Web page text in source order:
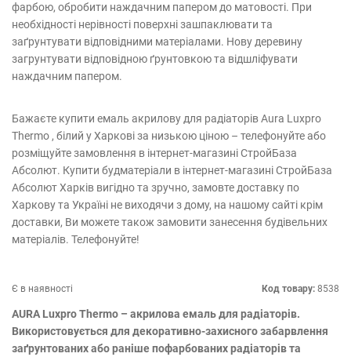
фарбою, обробити наждачним папером до матовості. При
необхідності нерівності поверхні зашпаклювати та
заґрунтувати відповідними матеріалами. Нову деревину
загрунтувати відповідною ґрунтовкою та відшліфувати
наждачним папером.
Бажаєте купити емаль акрилову для радіаторів Aura Luxpro
Thermo , білий у Харкові за низькою ціною – телефонуйте або
розміщуйте замовлення в інтернет-магазині СтройБаза
Абсолют. Купити будматеріали в інтернет-магазині СтройБаза
Абсолют Харків вигідно та зручно, замовте доставку по
Харкову та Україні не виходячи з дому, на нашому сайті крім
доставки, Ви можете також замовити занесення будівельних
матеріалів. Телефонуйте!
Є в наявності Код товару: 8538
AURA Luxpro Thermo – акрилова емаль для радіаторів.
Використовується для декоративно-захисного забарвлення
заґрунтованих або раніше пофарбованих радіаторів та